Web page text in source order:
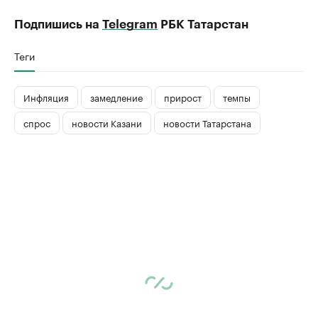
Подпишись на Telegram РБК Татарстан
Теги
Инфляция замедление прирост
темпы
спрос
новости Казани новости Татарстана